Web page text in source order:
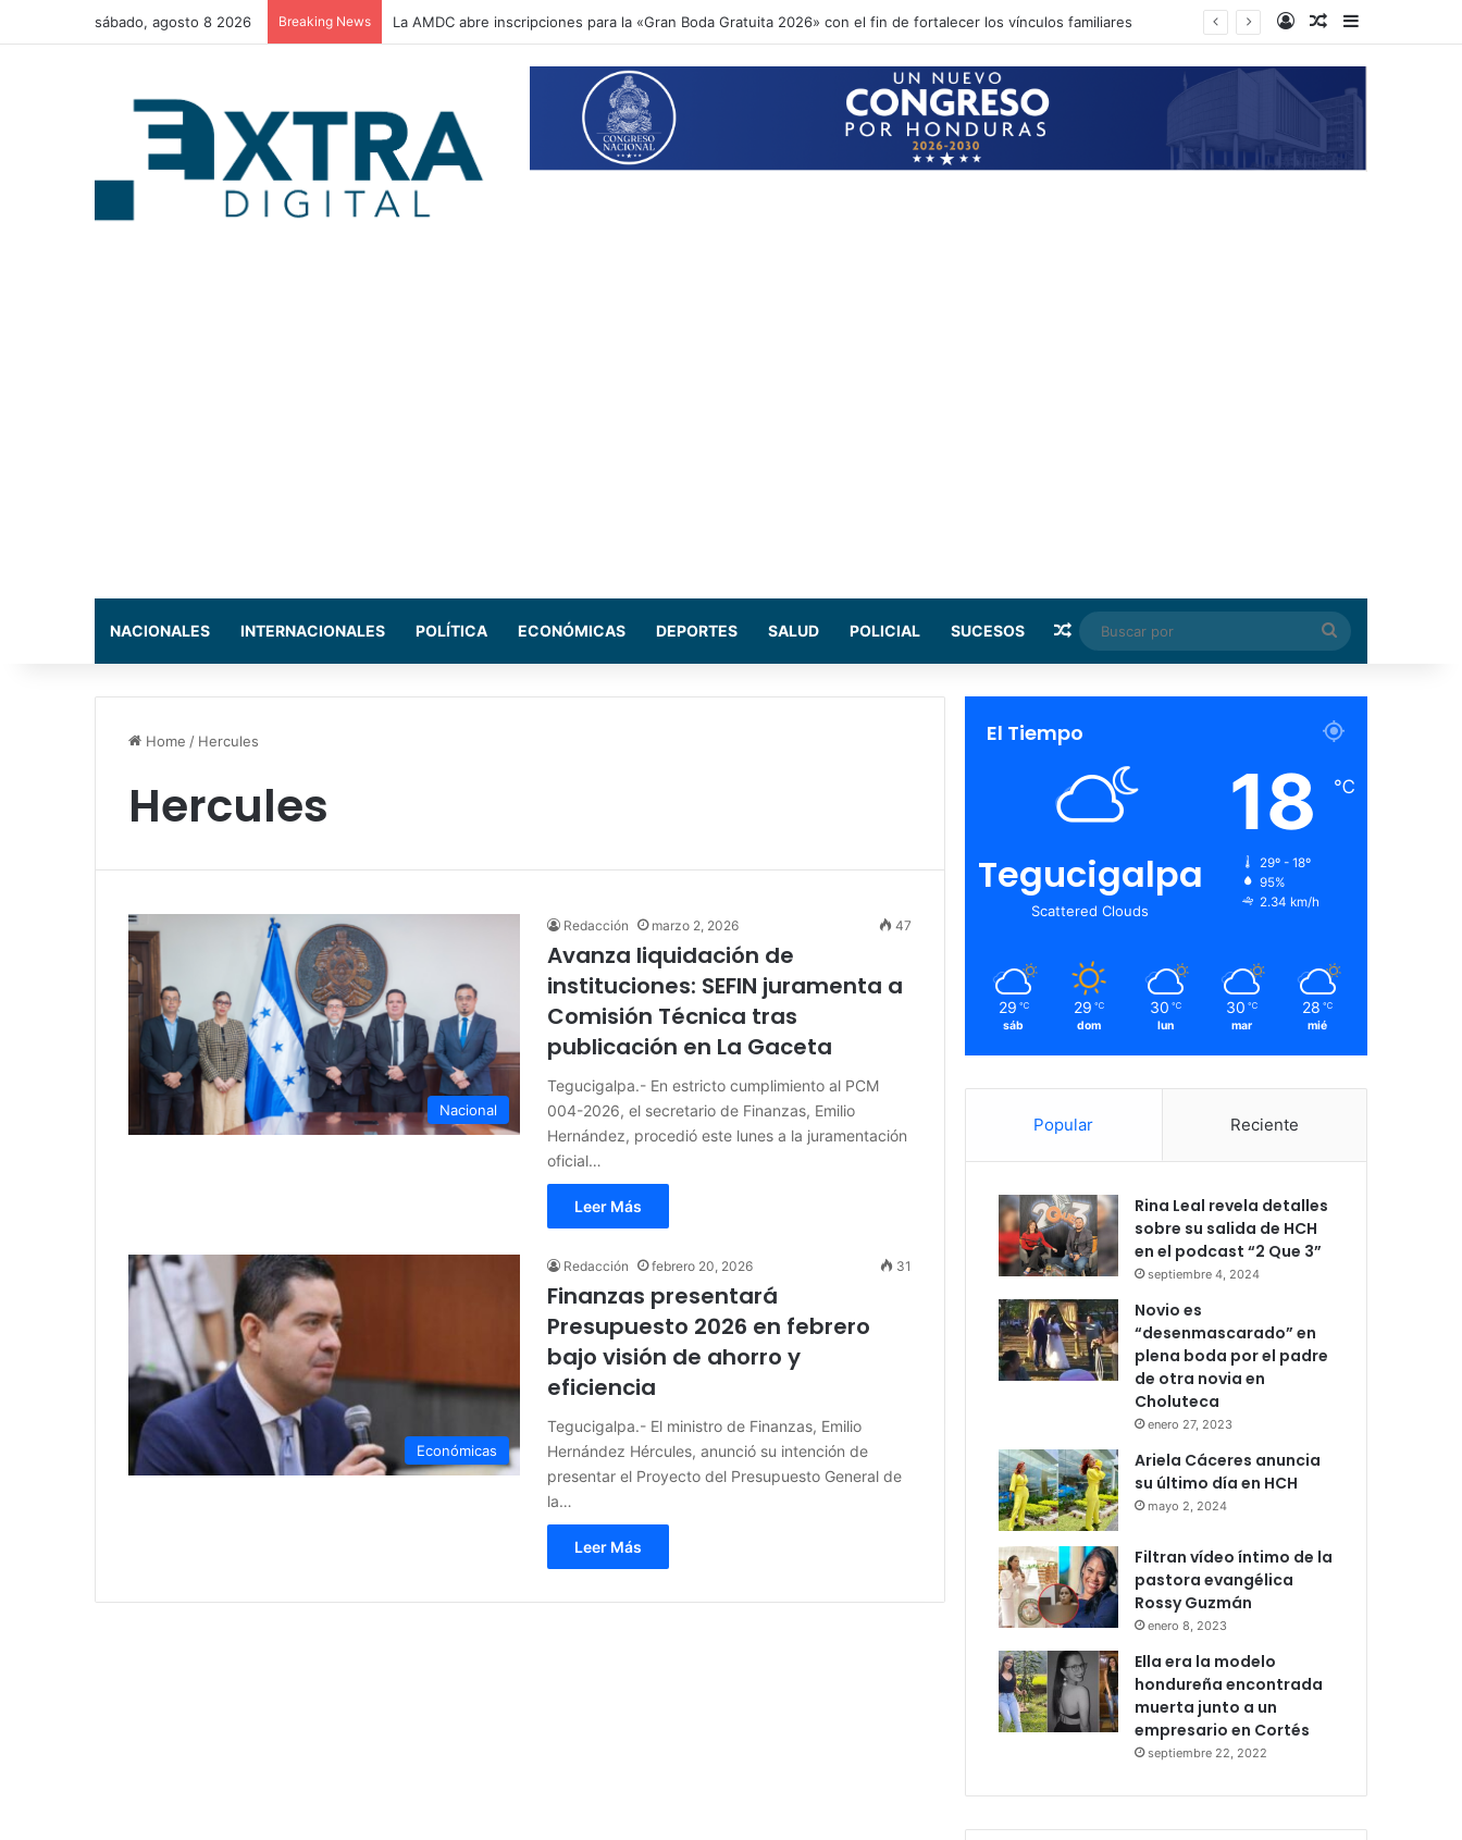
sábado, agosto 8 2026 Breaking News La AMDC abre inscripciones para la «Gran Boda Gratuita 2026» con el fin de fortalecer los vínculos familiares Log InRandom Article
NACIONALES INTERNACIONALES POLÍTICA ECONÓMICAS DEPORTES SALUD POLICIAL SUCESOS Random Article
Buscar
por
Home / Hercules
Hercules
Nacional
Redacción marzo 2, 2026 47
Avanza liquidación de
instituciones: SEFIN juramenta a
Comisión Técnica tras
publicación en La Gaceta
Tegucigalpa.- En estricto cumplimiento al PCM
004-2026, el secretario de Finanzas, Emilio
Hernández, procedió este lunes a la juramentación
oficial…
Leer Más
Económicas
Redacción febrero 20, 2026 31
Finanzas presentará
Presupuesto 2026 en febrero
bajo visión de ahorro y
eficiencia
Tegucigalpa.- El ministro de Finanzas, Emilio
Hernández Hércules, anunció su intención de
presentar el Proyecto del Presupuesto General de
la…
Leer Más
El Tiempo
Tegucigalpa
Scattered Clouds
18 ℃
29º - 18º
95%
2.34 km/h
29 ℃
sáb
29 ℃
dom
30 ℃
lun
30 ℃
mar
28 ℃
mié
Popular Reciente
Rina Leal revela detalles
sobre su salida de HCH
en el podcast “2 Que 3”
septiembre 4, 2024
Novio es
“desenmascarado” en
plena boda por el padre
de otra novia en
Choluteca
enero 27, 2023
Ariela Cáceres anuncia
su último día en HCH
mayo 2, 2024
Filtran vídeo íntimo de la
pastora evangélica
Rossy Guzmán
enero 8, 2023
Ella era la modelo
hondureña encontrada
muerta junto a un
empresario en Cortés
septiembre 22, 2022